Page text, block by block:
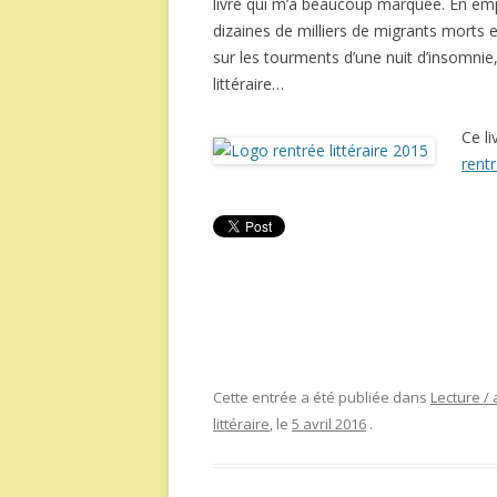
dizaines de milliers de migrants morts
sur les tourments d’une nuit
littéraire…
Ce
Cette entrée a été publiée dans Lecture /
littéraire, le 5 avril 2016 .